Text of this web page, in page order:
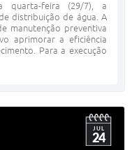
quarta-feira (29/7), a
distribuição de água. A
manutenção preventiva
aprimorar a eficiência
Para a execução
JUL
24